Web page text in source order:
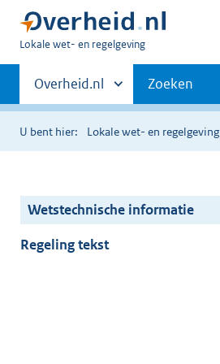
U
hier:
Lokale wet- en regelgeving
Primaire
navigatie
Andere
sites
binnen
Overheid.nl Zoeken
U bent hier: Lokale wet- en regelgeving
Wetstechnische informatie
Regeling tekst